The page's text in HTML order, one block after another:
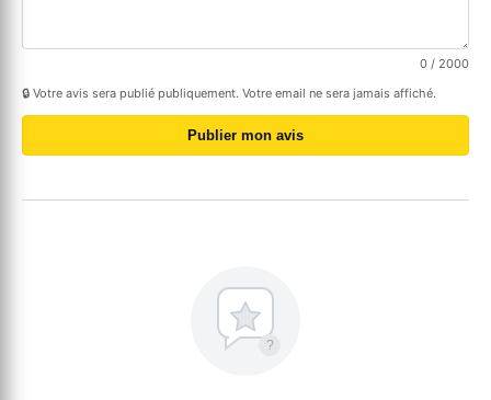
0 / 2000
🔒 Votre avis sera publié publiquement. Votre email ne sera jamais affiché.
Publier mon avis
?